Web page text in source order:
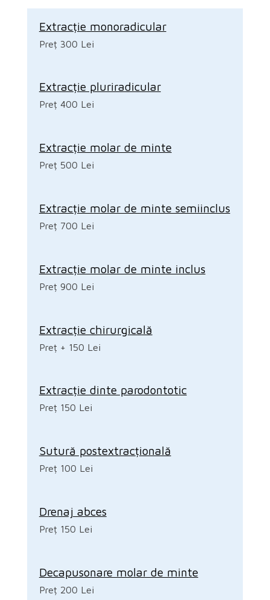
Extracție monoradicular
Preț 300 Lei
Extracție pluriradicular
Preț 400 Lei
Extracție molar de minte
Preț 500 Lei
Extracție molar de minte semiinclus
Preț 700 Lei
Extracție molar de minte inclus
Preț 900 Lei
Extracție chirurgicală
Preț + 150 Lei
Extracție dinte parodontotic
Preț 150 Lei
Sutură postextracțională
Preț 100 Lei
Drenaj abces
Preț 150 Lei
Decapusonare molar de minte
Preț 200 Lei